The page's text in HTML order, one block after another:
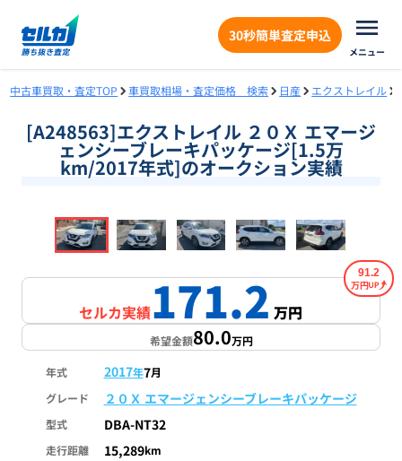
30秒簡単査定申込
メニュー
中古車買取・査定TOP 車買取相場・査定価格 検索 日産 エクストレイル
[A248563]エクストレイル ２０Ｘ エマージ
ェンシーブレーキパッケージ[1.5万
km/2017年式]のオークション実績
1/18
セルカ実績171.2万円
91.2
万円
希望金額80.0万円
年式 2017年7月
グレード
２０Ｘ エマージェンシーブレーキパッケージ
型式 DBA-NT32
走行距離 15,289km